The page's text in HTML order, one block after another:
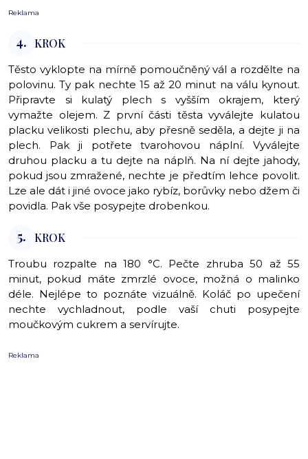
Reklama
4. KROK
Těsto vyklopte na mírně pomoučněný vál a rozdělte na
polovinu. Ty pak nechte 15 až 20 minut na válu kynout.
Připravte si kulatý plech s vyšším okrajem, který
vymažte olejem. Z první části těsta vyválejte kulatou
placku velikosti plechu, aby přesně seděla, a dejte ji na
plech. Pak ji potřete tvarohovou náplní. Vyválejte
druhou placku a tu dejte na náplň. Na ní dejte jahody,
pokud jsou zmražené, nechte je předtím lehce povolit.
Lze ale dát i jiné ovoce jako rybíz, borůvky nebo džem či
povidla. Pak vše posypejte drobenkou.
5. KROK
Troubu rozpalte na 180 °C. Pečte zhruba 50 až 55
minut, pokud máte zmrzlé ovoce, možná o malinko
déle. Nejlépe to poznáte vizuálně. Koláč po upečení
nechte vychladnout, podle vaší chuti posypejte
moučkovým cukrem a servírujte.
Reklama